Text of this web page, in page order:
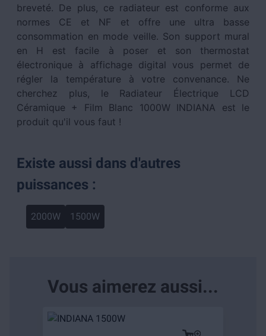
breveté. De plus, ce radiateur est conforme aux
normes CE et NF et offre une ultra basse
consommation en mode veille. Son support mural
en H est facile à poser et son thermostat
électronique à affichage digital vous permet de
régler la température à votre convenance. Ne
cherchez plus, le Radiateur Électrique LCD
Céramique + Film Blanc 1000W INDIANA est le
produit qu'il vous faut !
Existe aussi dans d'autres
puissances :
2000W 1500W
Vous aimerez aussi...